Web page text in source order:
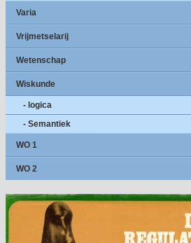
Varia
Vrijmetselarij
Wetenschap
Wiskunde
- logica
- Semantiek
WO 1
WO 2